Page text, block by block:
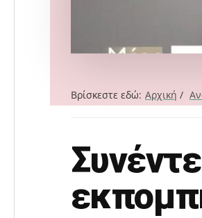
Βρίσκεστε εδώ: Αρχική /
Search
this
website